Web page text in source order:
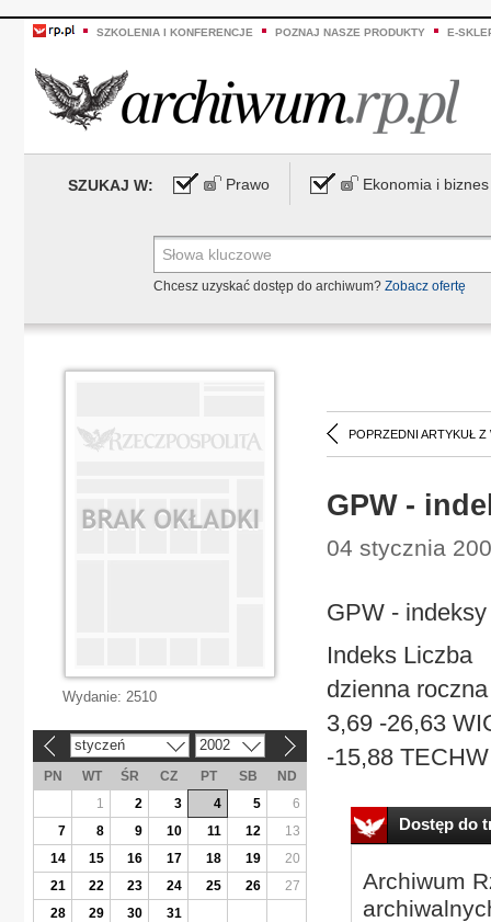
SZKOLENIA I KONFERENCJE POZNAJ NASZE PRODUKTY E-
SZUKAJ W: Prawo Ekonomia i biznes
Chcesz uzyskać dostęp do archiwum? Zobacz ofertę
POPRZEDNI ARTYKUŁ Z
GPW -
04 stycznia
GPW -
Indeks
dzienna
3,69 -26,63
-15,88
Dostęp do
Archiwum
Wydanie: 2510
styczeń 2002
PN WT ŚR CZ PT SB
ND
1
2 3 4 5
6
7
8 9 10 11 12
13
14
15 16 17 18 19
20
21
22 23 24 25 26
27
28
29 30 31